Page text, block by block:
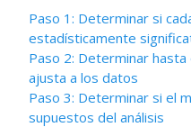
Paso 1: Determinar si
estadísticamente
Paso 2: Determinar
ajusta a los datos
Paso 3: Determinar si el
supuestos del análisis